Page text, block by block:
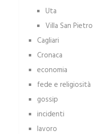
Uta
Villa San Pietro
Cagliari
Cronaca
economia
fede e religiosità
gossip
incidenti
lavoro